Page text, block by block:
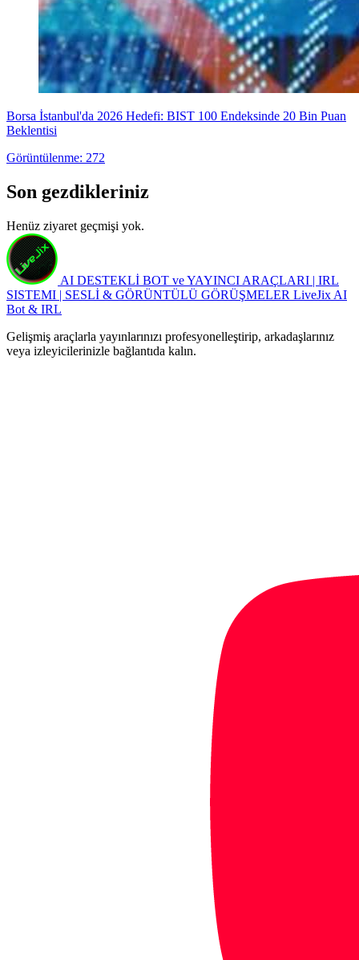
Borsa İstanbul'da 2026 Hedefi: BIST 100 Endeksinde 20 Bin Puan
Beklentisi
Görüntülenme: 272
Son gezdikleriniz
Henüz ziyaret geçmişi yok.
AI DESTEKLİ BOT ve YAYINCI ARAÇLARI | IRL
SISTEMI | SESLİ & GÖRÜNTÜLÜ GÖRÜŞMELER LiveJix AI
Bot & IRL
Gelişmiş araçlarla yayınlarınızı profesyonelleştirip, arkadaşlarınız
veya izleyicilerinizle bağlantıda kalın.